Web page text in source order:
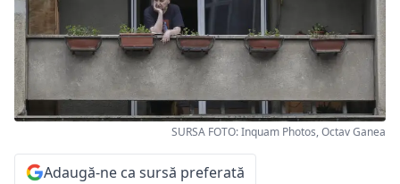
SURSA FOTO: Inquam Photos, Octav Ganea
Adaugă-ne ca sursă preferată